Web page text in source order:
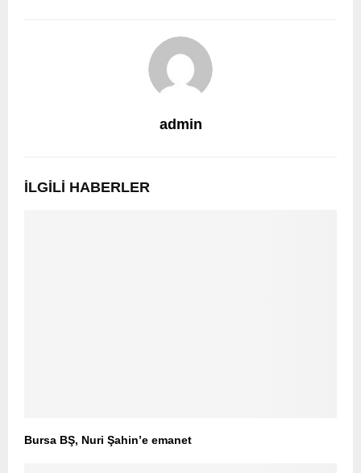
admin
İLGILI HABERLER
Bursa BŞ, Nuri Şahin’e emanet